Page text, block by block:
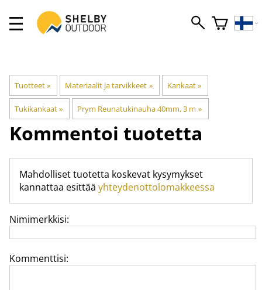
Tuotteet‪» Materiaalit ja tarvikkeet ‪» Kankaat‪»
Tukikankaat‪» Prym Reunatukinauha 40mm, 3 m ‪»
Kommentoi tuotetta
Mahdolliset tuotetta koskevat kysymykset
kannattaa esittää yhteydenottolomakkeessa
Nimimerkkisi:
Kommenttisi: